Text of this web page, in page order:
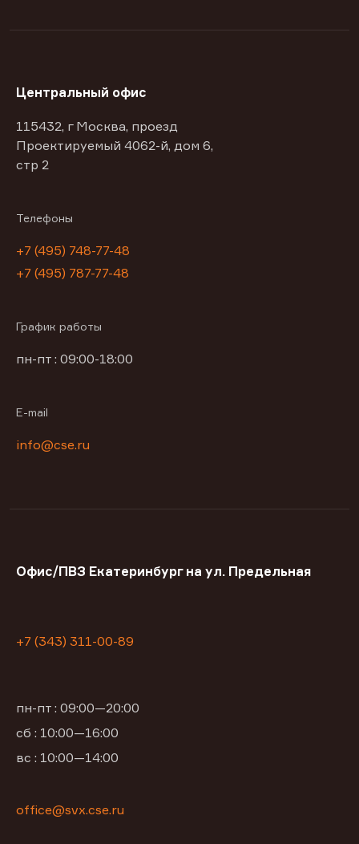
Центральный офис
115432, г Москва, проезд
Проектируемый 4062-й, дом 6,
стр 2
Телефоны
+7 (495) 748-77-48
+7 (495) 787-77-48
График работы
пн-пт : 09:00-18:00
E-mail
info@cse.ru
Офис/ПВЗ Екатеринбург на ул. Предельная
+7 (343) 311-00-89
пн-пт : 09:00—20:00
сб : 10:00—16:00
вс : 10:00—14:00
office@svx.cse.ru